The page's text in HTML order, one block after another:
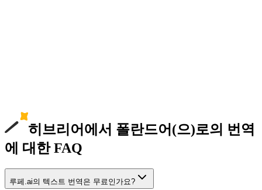
히브리어에서 폴란드어(으)로의 번역
에 대한 FAQ
루페.ai의 텍스트 번역은 무료인가요?